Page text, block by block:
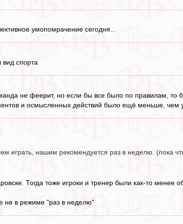
умопомрачение сегодня...
спорта
не феерит, но если бы все было по правилам, то
и осмысленных действий было ещё меньше, чем у
играть, нашим рекомендуется раз в неделю. (пока
Тогда тоже игроки и тренер были как-то менее
не в режиме "раз в неделю"